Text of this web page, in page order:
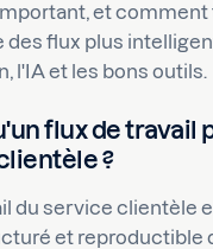
et comment
des flux plus
l'IA et les bons outils.
flux de travail
?
du service clientèle
et reproductible